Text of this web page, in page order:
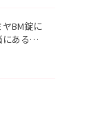
ヤBM錠に
ある